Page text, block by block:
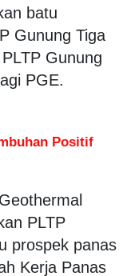
batu
Gunung Tiga
Gunung
PGE.
Positif
Geothermal
PLTP
prospek panas
Kerja Panas